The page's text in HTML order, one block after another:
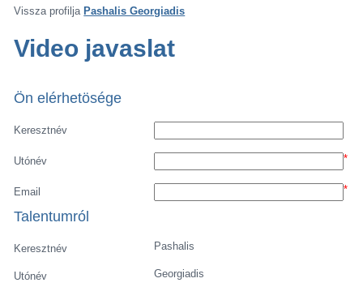
Vissza profilja Pashalis Georgiadis
Video javaslat
Ön elérhetösége
Keresztnév
Utónév *
Email *
Talentumról
Keresztnév Pashalis
Utónév Georgiadis